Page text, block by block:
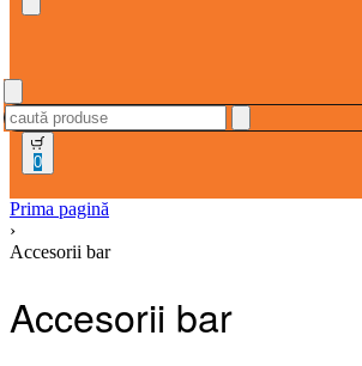
0
Prima pagină
›
Accesorii bar
Accesorii bar